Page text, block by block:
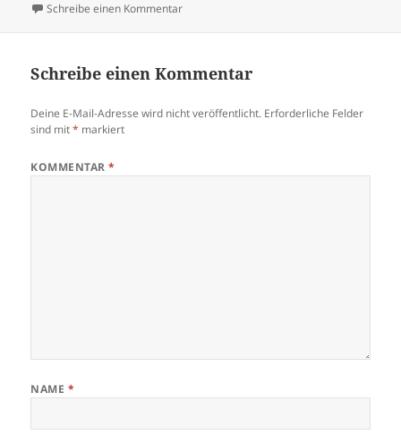
am
Schreibe einen Kommentarzu elle-mira-13_ergebnis_ergebnis
Schreibe einen Kommentar
Deine E-Mail-Adresse wird nicht veröffentlicht. Erforderliche Felder
sind mit* markiert
KOMMENTAR*
NAME *